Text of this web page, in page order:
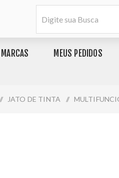
MARCAS MEUS PEDIDOS
/ JATO DE TINTA /